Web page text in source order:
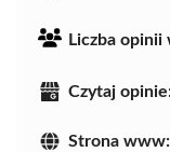
Liczba opinii
Czytaj
Strona www: